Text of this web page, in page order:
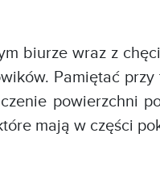
biurze wraz z
Pamiętać
powierzchni
mają w części